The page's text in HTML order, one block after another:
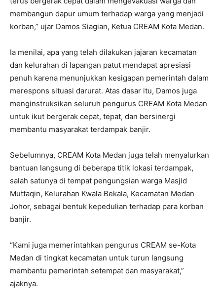
membangun dapur umum terhadap warga yang menjadi
korban,” ujar Damos Siagian, Ketua CREAM Kota Medan.
Ia menilai, apa yang telah dilakukan jajaran kecamatan
dan kelurahan di lapangan patut mendapat apresiasi
penuh karena menunjukkan kesigapan pemerintah dalam
merespons situasi darurat. Atas dasar itu, Damos juga
menginstruksikan seluruh pengurus CREAM Kota Medan
untuk ikut bergerak cepat, tepat, dan bersinergi
membantu masyarakat terdampak banjir.
Sebelumnya, CREAM Kota Medan juga telah menyalurkan
bantuan langsung di beberapa titik lokasi terdampak,
salah satunya di tempat pengungsian warga Masjid
Muttaqin, Kelurahan Kwala Bekala, Kecamatan Medan
Johor, sebagai bentuk kepedulian terhadap para korban
banjir.
“Kami juga memerintahkan pengurus CREAM se-Kota
Medan di tingkat kecamatan untuk turun langsung
membantu pemerintah setempat dan masyarakat,”
ajaknya.